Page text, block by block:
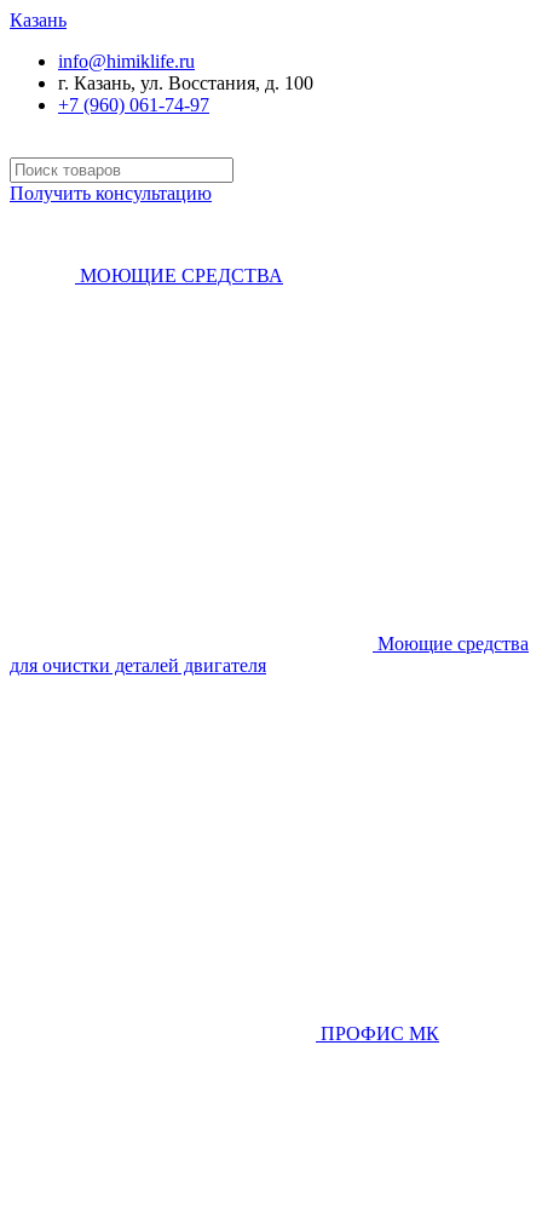
Казань
info@himiklife.ru
г. Казань, ул. Восстания, д. 100
+7 (960) 061-74-97
Получить консультацию
МОЮЩИЕ СРЕДСТВА
Моющие средства
для очистки деталей двигателя
ПРОФИС МК